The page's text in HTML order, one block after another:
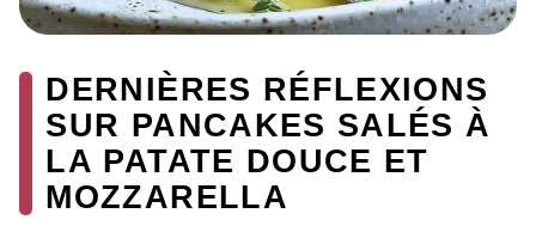
DERNIÈRES RÉFLEXIONS
SUR PANCAKES SALÉS À
LA PATATE DOUCE ET
MOZZARELLA